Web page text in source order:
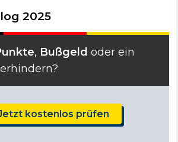
2025
, Bußgeld oder ein
kostenlos prüfen